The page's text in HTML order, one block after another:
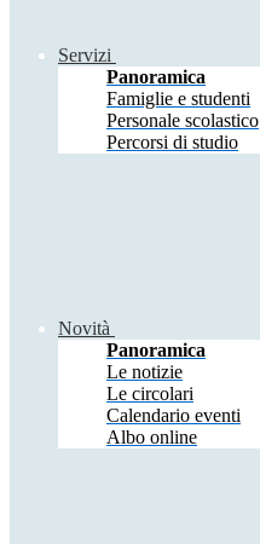
Servizi
Panoramica
Famiglie e studenti
Personale scolastico
Percorsi di studio
Novità
Panoramica
Le notizie
Le circolari
Calendario eventi
Albo online